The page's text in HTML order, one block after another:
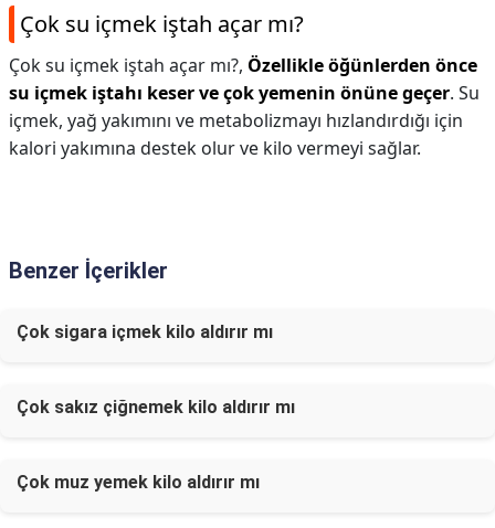
Çok su içmek iştah açar mı?
Çok su içmek iştah açar mı?, Özellikle öğünlerden önce
su içmek iştahı keser ve çok yemenin önüne geçer. Su
içmek, yağ yakımını ve metabolizmayı hızlandırdığı için
kalori yakımına destek olur ve kilo vermeyi sağlar.
Benzer İçerikler
Çok sigara içmek kilo aldırır mı
Çok sakız çiğnemek kilo aldırır mı
Çok muz yemek kilo aldırır mı